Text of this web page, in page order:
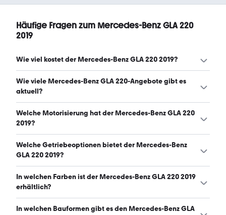
Häufige Fragen zum Mercedes-Benz GLA 220
2019
Wie viel kostet der Mercedes-Benz GLA 220 2019?
Ein guter Preis für einen Mercedes-Benz GLA 220 2019
liegt zwischen 19.825 € und 22.842 €. (Stand: 6.8.2026)
Wie viele Mercedes-Benz GLA 220-Angebote gibt es
aktuell?
Es gibt insgesamt 32 Mercedes-Benz GLA 220 bei
mobile.de, davon 32 Gebraucht- und 0 Neuwagen.
Welche Motorisierung hat der Mercedes-Benz GLA 220
2019?
Der Mercedes-Benz GLA 220 2019 hat Leistungen
zwischen 153 und 184 PS. (Stand: 6.8.2026)
Welche Getriebeoptionen bietet der Mercedes-Benz
GLA 220 2019?
Der Mercedes-Benz GLA 220 2019 ist mit automatischem
und halbautomatischem Getriebe erhältlich. (Stand:
In welchen Farben ist der Mercedes-Benz GLA 220 2019
erhältlich?
Den Mercedes-Benz GLA 220 2019 gibt es in folgenden
In welchen Bauformen gibt es den Mercedes-Benz GLA